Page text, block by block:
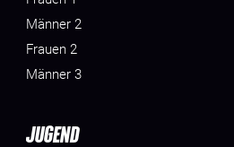
Männer 2
Frauen 2
Männer 3
JUGEND